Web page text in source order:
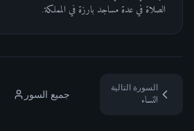
الصلاة في عدة مساجد بارزة في المملكة.
جميع السور
السورة التالية
النساء